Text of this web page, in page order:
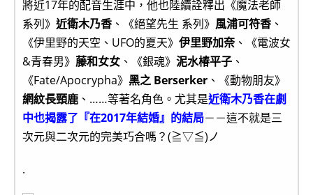
將近17年的配音生涯中，他也陸續詮釋出《魔法老師
系列》 近衛木乃香 、《絕望先生 系列》 風浦可符香 、
《伊里野的天空、UFO的夏天》 伊里野加奈、《電波女
&青春男》 藤和女女 、《銀魂》 泥水椿平子 、
《Fate/Apocrypha》 黑之 Berserker 、《動物朋友》
網紋長頸鹿 、……等著名角色。尤其是近衛木乃香在劇
中也揭露了『在2017年結婚』的結局－－這不就是三
次元與二次元的完美巧合嗎？(≧▽≦)ノ
.